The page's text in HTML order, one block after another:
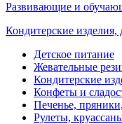
Развивающие и
Кондитерские изделия,
Детское питание
Жевательные
Кондитерские
Конфеты и
Печенье,
Рулеты,